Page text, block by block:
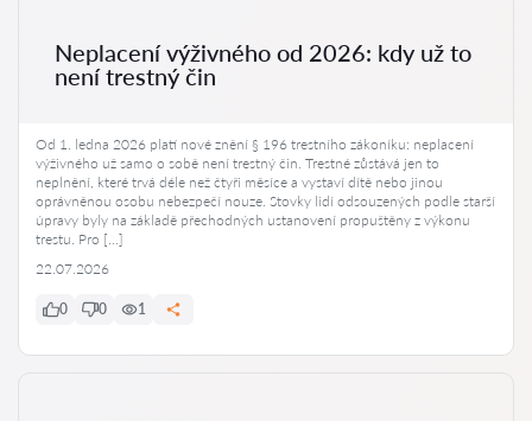
Neplacení výživného od 2026: kdy už to
není trestný čin
Od 1. ledna 2026 platí nové znění § 196 trestního zákoníku: neplacení
výživného už samo o sobě není trestný čin. Trestné zůstává jen to
neplnění, které trvá déle než čtyři měsíce a vystaví dítě nebo jinou
oprávněnou osobu nebezpečí nouze. Stovky lidí odsouzených podle starší
úpravy byly na základě přechodných ustanovení propuštěny z výkonu
trestu. Pro […]
22.07.2026
0 0 1